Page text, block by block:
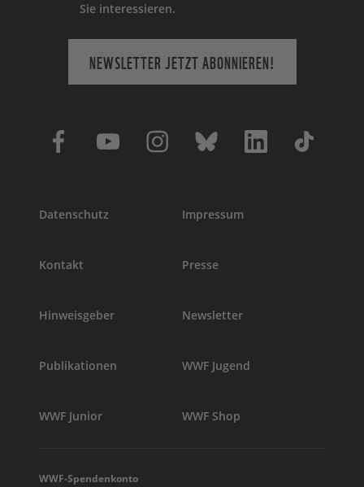
Sie interessieren.
NEWSLETTER JETZT ABONNIEREN!
Datenschutz Impressum
Kontakt Presse
Hinweisgeber Newsletter
Publikationen WWF Jugend
WWF Junior WWF Shop
WWF-Spendenkonto